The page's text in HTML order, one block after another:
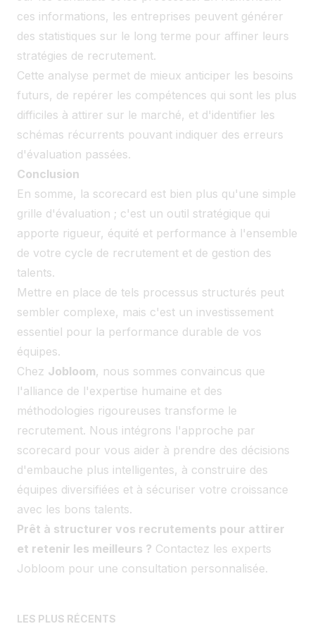
ces informations, les entreprises peuvent générer
des statistiques sur le long terme pour affiner leurs
stratégies de recrutement.
Cette analyse permet de mieux anticiper les besoins
futurs, de repérer les compétences qui sont les plus
difficiles à attirer sur le marché, et d'identifier les
schémas récurrents pouvant indiquer des erreurs
d'évaluation passées.
Conclusion
En somme, la scorecard est bien plus qu'une simple
grille d'évaluation ; c'est un outil stratégique qui
apporte rigueur, équité et performance à l'ensemble
de votre cycle de recrutement et de gestion des
talents.
Mettre en place de tels processus structurés peut
sembler complexe, mais c'est un investissement
essentiel pour la performance durable de vos
équipes.
Chez Jobloom, nous sommes convaincus que
l'alliance de l'expertise humaine et des
méthodologies rigoureuses transforme le
recrutement. Nous intégrons l'approche par
scorecard pour vous aider à prendre des décisions
d'embauche plus intelligentes, à construire des
équipes diversifiées et à sécuriser votre croissance
avec les bons talents.
Prêt à structurer vos recrutements pour attirer
et retenir les meilleurs ? Contactez les experts
Jobloom pour une consultation personnalisée.
LES PLUS RÉCENTS